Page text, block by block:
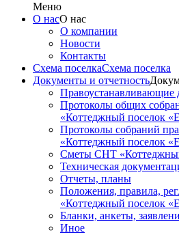
Меню
О насО нас
О компании
Новости
Контакты
Схема поселкаСхема поселка
Документы и отчетность
Правоустанавливающие
Протоколы общих
«Коттеджный поселок
Протоколы собраний
«Коттеджный поселок
Сметы СНТ
Техническая
Отчеты, планы
Положения, правила,
«Коттеджный поселок
Бланки, анкеты,
Иное